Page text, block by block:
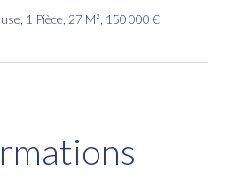
1 Pièce, 27 M², 150 000 €